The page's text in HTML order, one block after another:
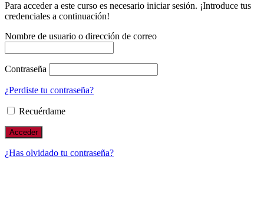
Para acceder a este curso es necesario iniciar sesión. ¡Introduce tus
credenciales a continuación!
Nombre de usuario o dirección de correo
Contraseña
¿Perdiste tu contraseña?
Recuérdame
¿Has olvidado tu contraseña?